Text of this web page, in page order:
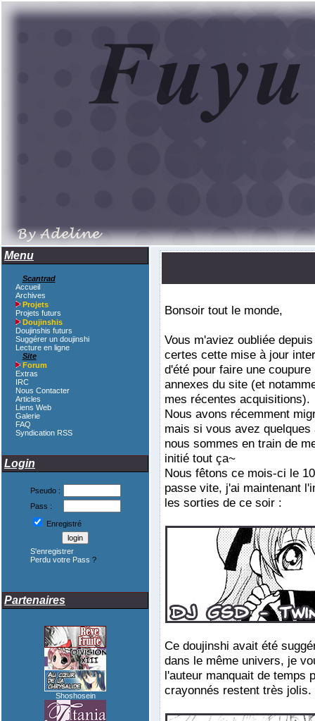
Menu
Scantrad
Accueil
Archives
Projets
Projets futurs
Doujinshis
Doujinshis futurs
Suggérer un doujinshi
Lecture en ligne
Site
Forum
Extras
IRC
Nous Contacter
Articles
Liens Web
Galerie
FAQ
Syndication RSS
Login
Pseudo :
Pass :
Enregistré
S'enregistrer
Perdu votre Pass ?
Partenaires
Shoshosein
Bonsoir tout le monde,
Vous m'aviez oubliée
certes cette mise à jour
d'été pour faire une
annexes du site (et
mes récentes acquisitions).
Nous avons récemment
mais si vous avez
nous sommes en train de
initié tout ça~
Nous fêtons ce mois-ci le
passe vite, j'ai maintenant
les sorties de ce soir :
Ce doujinshi avait été
dans le même univers, je
l'auteur manquait de temps
crayonnés restent très jolis.